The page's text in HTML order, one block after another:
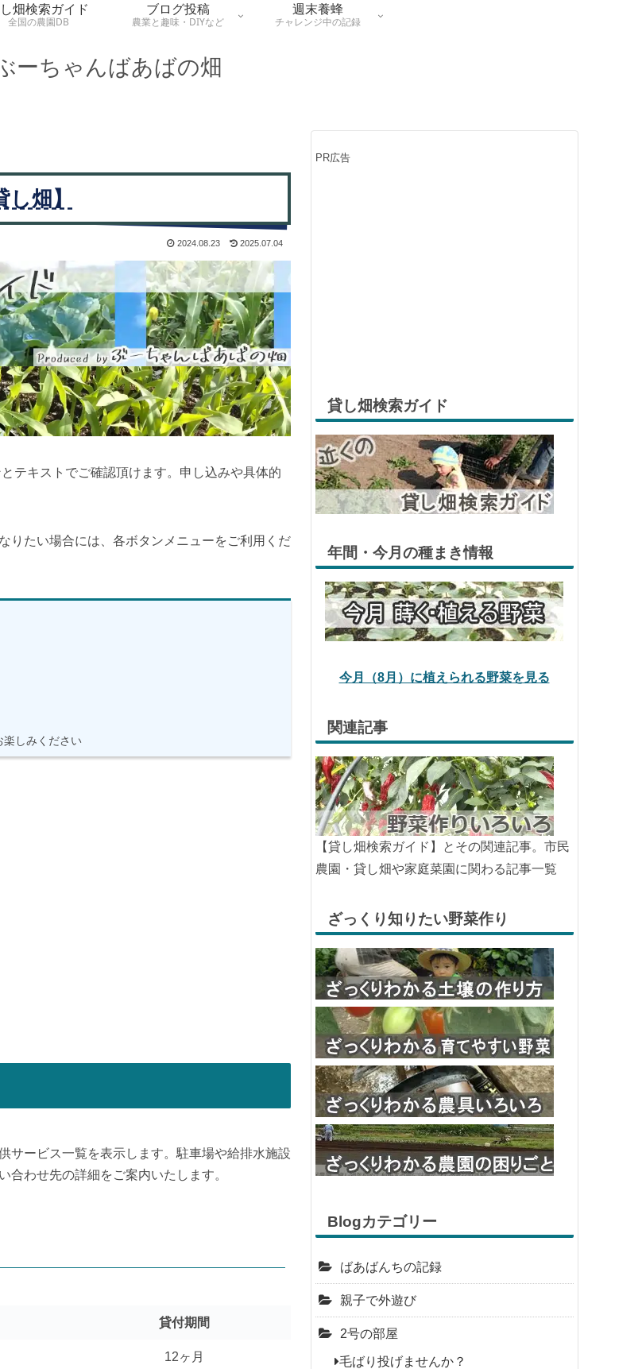
ーちゃんばあばの畑
畑検索ガイド
全国の農園DB
ブログ投稿
農業と趣味・DIYなど
週末養蜂
チャレンジ中の記録
畑】
2024.08.23 2025.07.04
テキストでご確認頂けます。申し込みや具体的
りたい場合には、各ボタンメニューをご利用くだ
楽しみください
サービス一覧を表示します。駐車場や給排水施設
わせ先の詳細をご案内いたします。
貸付期間
12ヶ月
PR広告
貸し畑検索ガイド
年間・今月の種まき情報
今月（8月）に植えられる野菜を見る
関連記事
【貸し畑検索ガイド】とその関連記事。市民
農園・貸し畑や家庭菜園に関わる記事一覧
ざっくり知りたい野菜作り
Blogカテゴリー
ばあばんちの記録
親子で外遊び
2号の部屋
毛ばり投げませんか？